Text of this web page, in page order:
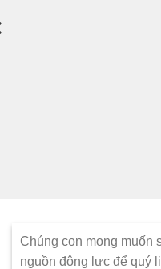
Chúng con mong muốn
nguồn động lực để quý